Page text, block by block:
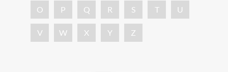
O P Q R S T U
V W X Y Z